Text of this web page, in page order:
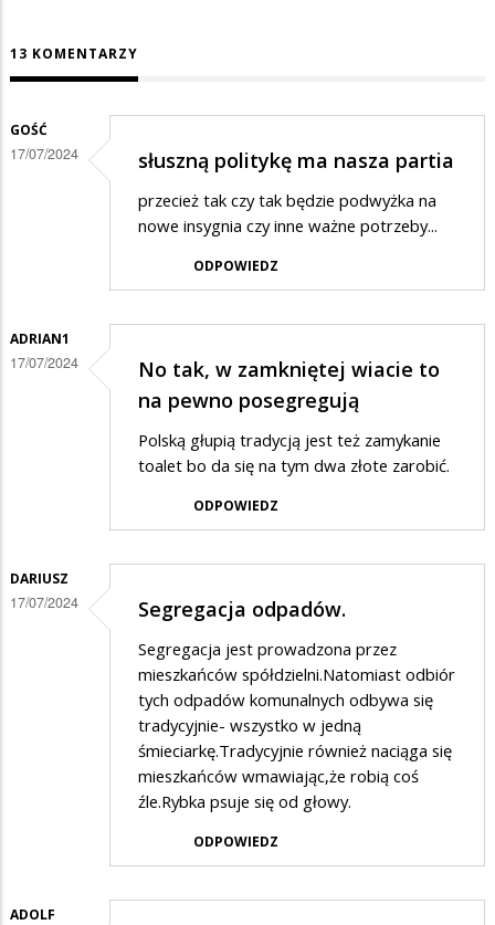
13 KOMENTARZY
GOŚĆ
17/07/2024 słuszną politykę ma nasza partia
przecież tak czy tak będzie podwyżka na
nowe insygnia czy inne ważne potrzeby...
ODPOWIEDZ
ADRIAN1
17/07/2024
No tak, w zamkniętej wiacie to
na pewno posegregują
Polską głupią tradycją jest też zamykanie
toalet bo da się na tym dwa złote zarobić.
ODPOWIEDZ
DARIUSZ
17/07/2024 Segregacja odpadów.
Segregacja jest prowadzona przez
mieszkańców spółdzielni.Natomiast odbiór
tych odpadów komunalnych odbywa się
tradycyjnie- wszystko w jedną
śmieciarkę.Tradycyjnie również naciąga się
mieszkańców wmawiając,że robią coś
źle.Rybka psuje się od głowy.
ODPOWIEDZ
ADOLF